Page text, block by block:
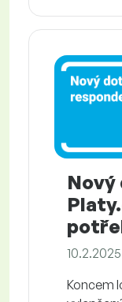
Nový
10.2.2025
Koncem